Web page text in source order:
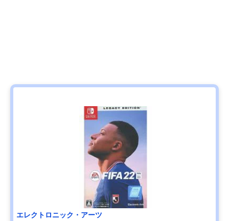
エレクトロニック・アーツ